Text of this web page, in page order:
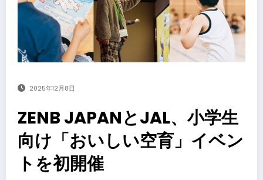
2025年12月8日
ZENB JAPANとJAL、小学生
向け「おいしい空育」イベン
トを初開催